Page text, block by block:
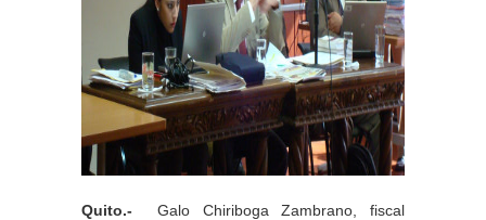
Quito.- Galo Chiriboga Zambrano, fiscal